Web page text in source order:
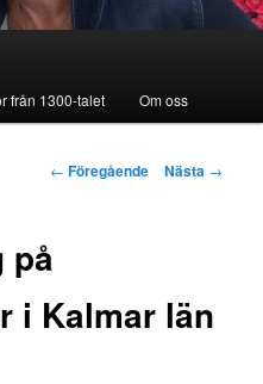
från 1300-talet Om oss
Inläggsnavigering
← Föregående Nästa →
på
i Kalmar län